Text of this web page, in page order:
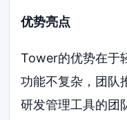
优势亮点
Tower的优势在于
功能不复杂，团队
研发管理工具的团